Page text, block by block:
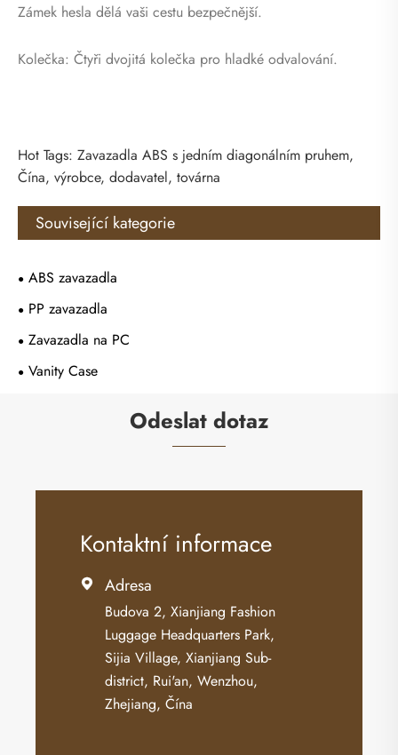
Zámek hesla dělá vaši cestu bezpečnější.
Kolečka: Čtyři dvojitá kolečka pro hladké odvalování.
Hot Tags: Zavazadla ABS s jedním diagonálním pruhem,
Čína, výrobce, dodavatel, továrna
Související kategorie
ABS zavazadla
PP zavazadla
Zavazadla na PC
Vanity Case
Odeslat dotaz
Kontaktní informace
 Adresa
Budova 2, Xianjiang Fashion
Luggage Headquarters Park,
Sijia Village, Xianjiang Sub-
district, Rui'an, Wenzhou,
Zhejiang, Čína